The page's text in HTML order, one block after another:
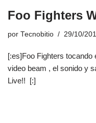
Foo Fighters
por Tecnobitio 29/10/
[:es]Foo Fighters
video beam , el sonido y
Live!! [:]